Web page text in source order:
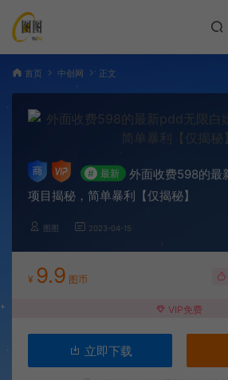
首页 中创网 正文
# 最新
外面收费598的最
项目揭秘，简单暴利【仅揭秘】
图图 2023-04-15
¥ 9.9 图币
VIP免费
立即下载